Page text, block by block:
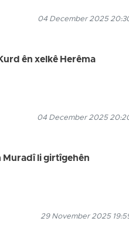
04 December 2025
ên xelkê Herêma
04 December 2025
Muradî li girtîgehên
29 November 2025